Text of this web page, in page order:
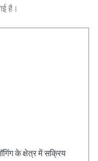
है।
के क्षेत्र में सक्रिय